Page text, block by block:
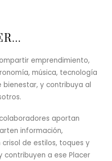
emprendimiento,
música, tecnología
y contribuya al
aportan
información,
de estilos, toques y
contribuyen a ese Placer